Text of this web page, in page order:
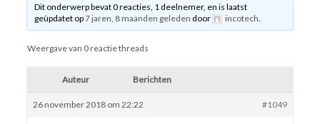
Dit onderwerp bevat 0 reacties, 1 deelnemer, en is laatst
geüpdatet op7 jaren, 8 maanden geleden door incotech.
Weergave van 0 reactie threads
Auteur Berichten
26 november 2018 om 22:22 #1049